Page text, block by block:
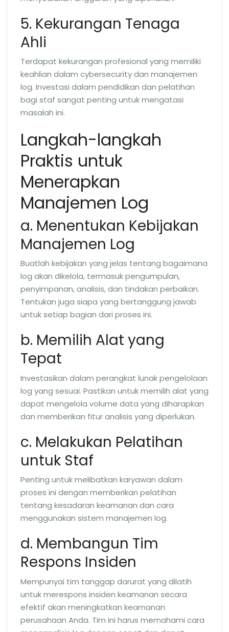
5. Kekurangan Tenaga
Ahli
Terdapat kekurangan profesional yang memiliki
keahlian dalam cybersecurity dan manajemen
log. Investasi dalam pendidikan dan pelatihan
bagi staf sangat penting untuk mengatasi
masalah ini.
Langkah-langkah
Praktis untuk
Menerapkan
Manajemen Log
a. Menentukan Kebijakan
Manajemen Log
Buatlah kebijakan yang jelas tentang bagaimana
log akan dikelola, termasuk pengumpulan,
penyimpanan, analisis, dan tindakan perbaikan.
Tentukan juga siapa yang bertanggung jawab
untuk setiap bagian dari proses ini.
b. Memilih Alat yang
Tepat
Investasikan dalam perangkat lunak pengelolaan
log yang sesuai. Pastikan untuk memilih alat yang
dapat mengelola volume data yang diharapkan
dan memberikan fitur analisis yang diperlukan.
c. Melakukan Pelatihan
untuk Staf
Penting untuk melibatkan karyawan dalam
proses ini dengan memberikan pelatihan
tentang kesadaran keamanan dan cara
menggunakan sistem manajemen log.
d. Membangun Tim
Respons Insiden
Mempunyai tim tanggap darurat yang dilatih
untuk merespons insiden keamanan secara
efektif akan meningkatkan keamanan
perusahaan Anda. Tim ini harus memahami cara